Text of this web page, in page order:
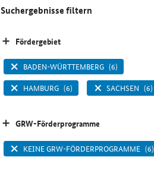
Suchergebnisse filtern
Fördergebiet
BADEN-WÜRTTEMBERG (6)
HAMBURG (6) SACHSEN (6)
GRW-Förderprogramme
KEINE GRW-FÖRDERPROGRAMME (6)